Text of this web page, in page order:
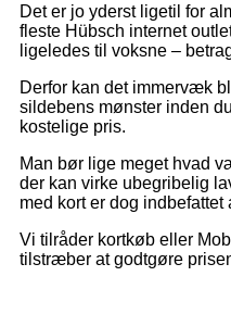
Det er jo yderst ligetil for
fleste Hübsch internet
ligeledes til voksne –
Derfor kan det immervæk
sildebens mønster inden
kostelige pris.
Man bør lige meget hvad
der kan virke ubegribelig
med kort er dog
Vi tilråder kortkøb eller
tilstræber at godtgøre